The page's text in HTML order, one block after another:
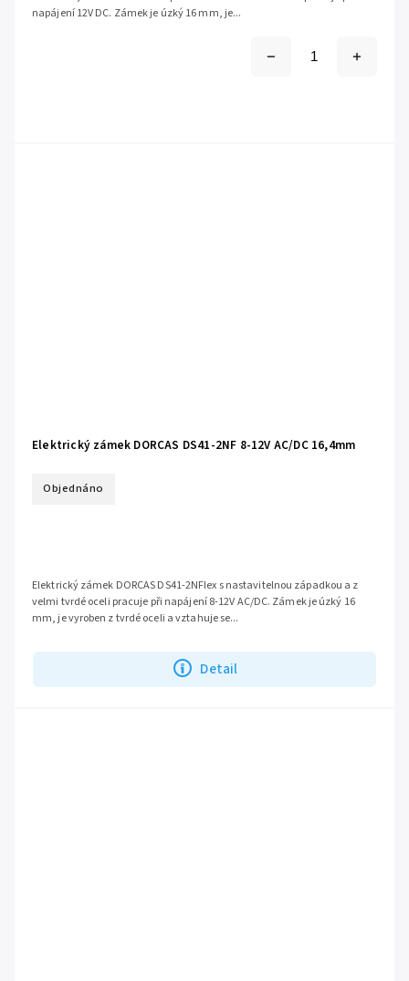
napájení 12V DC. Zámek je úzký 16 mm, je...
Elektrický zámek DORCAS DS41-2NF 8-12V AC/DC 16,4mm
Objednáno
Detail
Elektrický zámek DORCAS DS41-2NFlex s nastavitelnou západkou a z
velmi tvrdé oceli pracuje při napájení 8-12V AC/DC. Zámek je úzký 16
mm, je vyroben z tvrdé oceli a vztahuje se...